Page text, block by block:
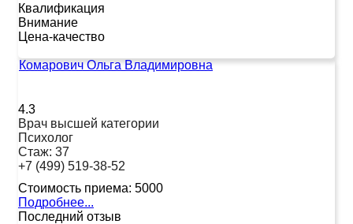
Квалификация
Внимание
Цена-качество
Комарович Ольга Владимировна
4.3
Врач высшей категории
Психолог
Стаж: 37
+7 (499) 519-38-52
Стоимость приема: 5000
Подробнее...
Последний отзыв